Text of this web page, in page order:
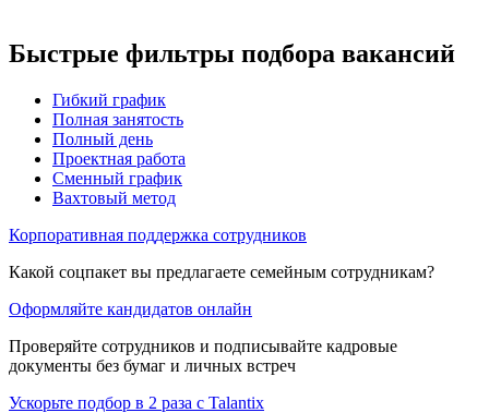
Быстрые фильтры подбора вакансий
Гибкий график
Полная занятость
Полный день
Проектная работа
Сменный график
Вахтовый метод
Корпоративная поддержка сотрудников
Какой соцпакет вы предлагаете семейным сотрудникам?
Оформляйте кандидатов онлайн
Проверяйте сотрудников и подписывайте кадровые
документы без бумаг и личных встреч
Ускорьте подбор в 2 раза с Talantix